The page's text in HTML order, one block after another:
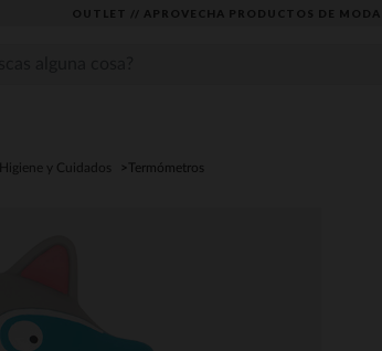
OUTLET // APROVECHA PRODUCTOS DE MODA
Higiene y Cuidados Termómetros